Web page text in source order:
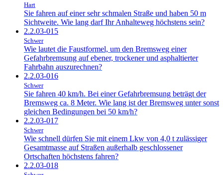
Hart
Sie fahren auf einer sehr schmalen Straße und haben 50 m
Sichtweite. Wie lang darf Ihr Anhalteweg höchstens sein?
2.2.03-015
Schwer
Wie lautet die Faustformel, um den Bremsweg einer
Gefahrbremsung auf ebener, trockener und asphaltierter
Fahrbahn auszurechnen?
2.2.03-016
Schwer
Sie fahren 40 km/h. Bei einer Gefahrbremsung beträgt der
Bremsweg ca. 8 Meter. Wie lang ist der Bremsweg unter sonst
gleichen Bedingungen bei 50 km/h?
2.2.03-017
Schwer
Wie schnell dürfen Sie mit einem Lkw von 4,0 t zulässiger
Gesamtmasse auf Straßen außerhalb geschlossener
Ortschaften höchstens fahren?
2.2.03-018